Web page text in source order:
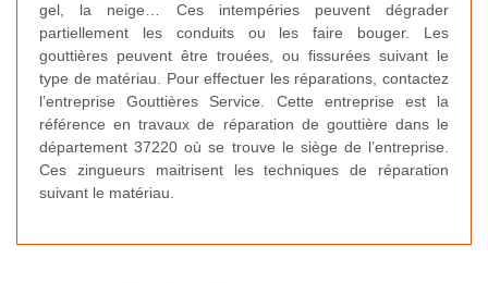
gel, la neige… Ces intempéries peuvent dégrader
partiellement les conduits ou les faire bouger. Les
gouttières peuvent être trouées, ou fissurées suivant le
type de matériau. Pour effectuer les réparations, contactez
l’entreprise Gouttières Service. Cette entreprise est la
référence en travaux de réparation de gouttière dans le
département 37220 où se trouve le siège de l’entreprise.
Ces zingueurs maitrisent les techniques de réparation
suivant le matériau.